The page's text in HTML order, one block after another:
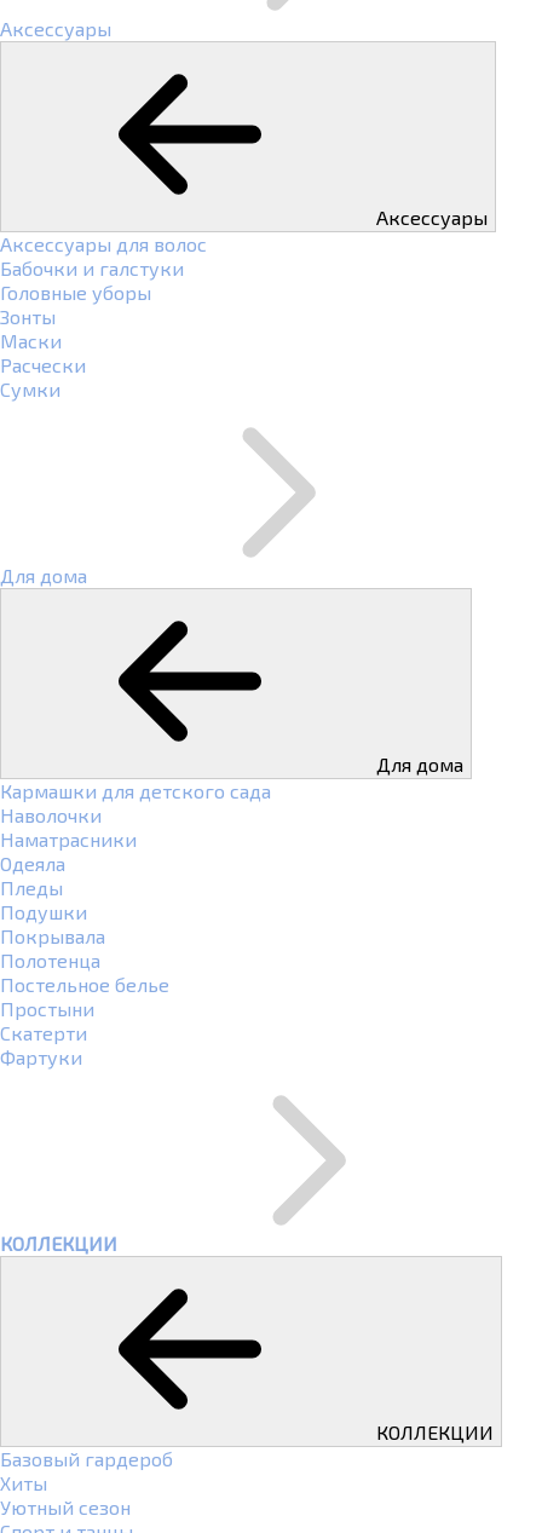
Аксессуары
Аксессуары
Аксессуары для волос
Бабочки и галстуки
Головные уборы
Зонты
Маски
Расчески
Сумки
Для дома
Для дома
Кармашки для детского сада
Наволочки
Наматрасники
Одеяла
Пледы
Подушки
Покрывала
Полотенца
Постельное белье
Простыни
Скатерти
Фартуки
КОЛЛЕКЦИИ
КОЛЛЕКЦИИ
Базовый гардероб
Хиты
Уютный сезон